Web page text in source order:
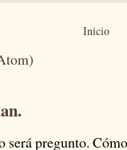
Inicio
será pregunto.